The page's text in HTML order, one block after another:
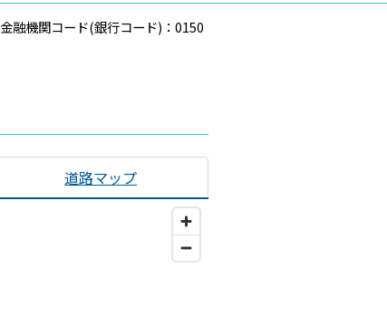
金融機関コード(銀行コード)：0150
道路マップ